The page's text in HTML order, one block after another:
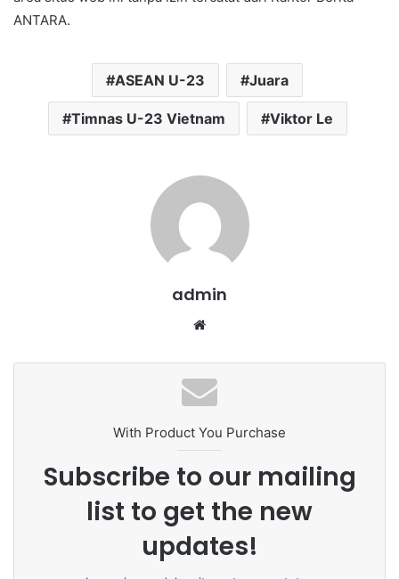
ANTARA.
ASEAN U-23 Juara
Timnas U-23 Vietnam Viktor Le
admin
te
With Product You Purchase
Subscribe to our mailing
list to get the new
updates!